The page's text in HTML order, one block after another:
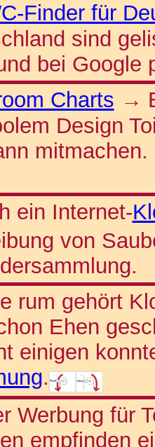
Finder für
sind
bei Google
Charts →
Design
ein Internet-
von
rum gehört
Ehen
einigen
.
Werbung für
empfinden